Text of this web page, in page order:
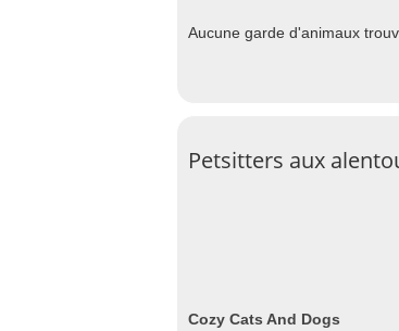
Aucune garde d'animaux
Petsitters aux
Cozy Cats And Dogs